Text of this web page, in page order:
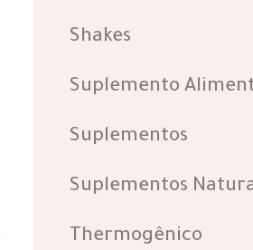
Shakes
Suplemento
Suplementos
Suplementos
Thermogênico